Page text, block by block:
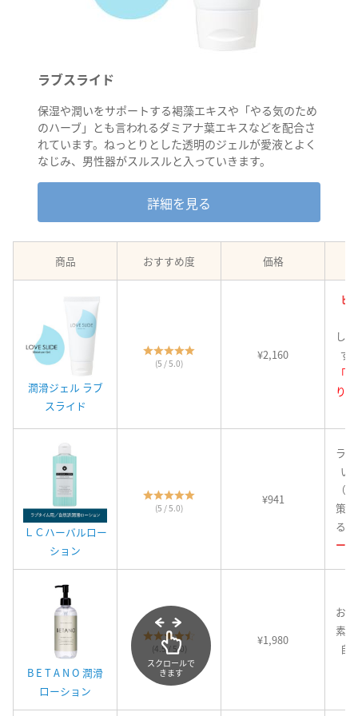
ラブスライド
保湿や潤いをサポートする褐藻エキスや「やる気のため
のハーブ」とも言われるダミアナ葉エキスなどを配合さ
れています。ねっとりとした透明のジェルが愛液とよく
なじみ、男性器がスルスルと入っていきます。
詳細を見る
商品 おすすめ度 価格
潤滑ジェル ラブ
スライド
(5 / 5.0)
¥2,160
ヒ
し
ず
「
り」
ＬＣハーバルロー
ション
(5 / 5.0)
¥941
ラ
い
（
策
る。
ージ
B E T A N O 潤滑
ローション
(4.5 / 5.0)
¥1,980
お
素
自
スクロールで
きます